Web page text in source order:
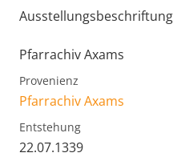
Pfarrachiv Axams
Provenienz
Pfarrachiv Axams
Entstehung
22.07.1339